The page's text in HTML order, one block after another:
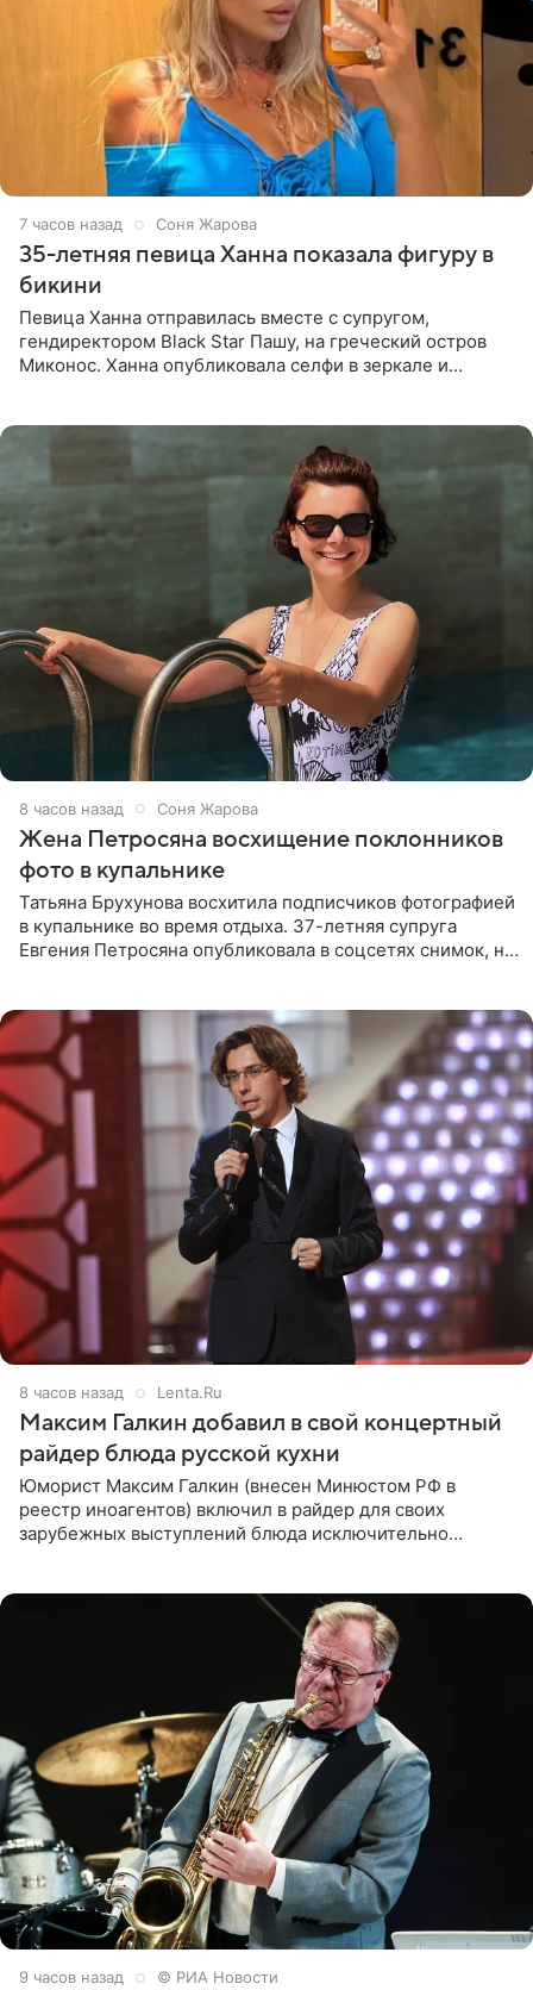
7 часов назад Соня Жарова
35-летняя певица Ханна показала фигуру в
бикини
Певица Ханна отправилась вместе с супругом,
гендиректором Black Star Пашу, на греческий остров
Миконос. Ханна опубликовала селфи в зеркале и
8 часов назад Соня Жарова
Жена Петросяна восхищение поклонников
фото в купальнике
Татьяна Брухунова восхитила подписчиков фотографией
в купальнике во время отдыха. 37-летняя супруга
Евгения Петросяна опубликовала в соцсетях снимок, на
8 часов назад Lenta.Ru
Максим Галкин добавил в свой концертный
райдер блюда русской кухни
Юморист Максим Галкин (внесен Минюстом РФ в
реестр иноагентов) включил в райдер для своих
зарубежных выступлений блюда исключительно
9 часов назад © РИА Новости